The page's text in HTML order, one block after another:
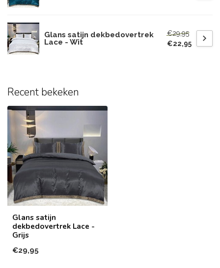
Glans satijn dekbedovertrek
Lace - Wit
€29,95
€22,95
Recent bekeken
Glans satijn
dekbedovertrek Lace -
Grijs
€29,95